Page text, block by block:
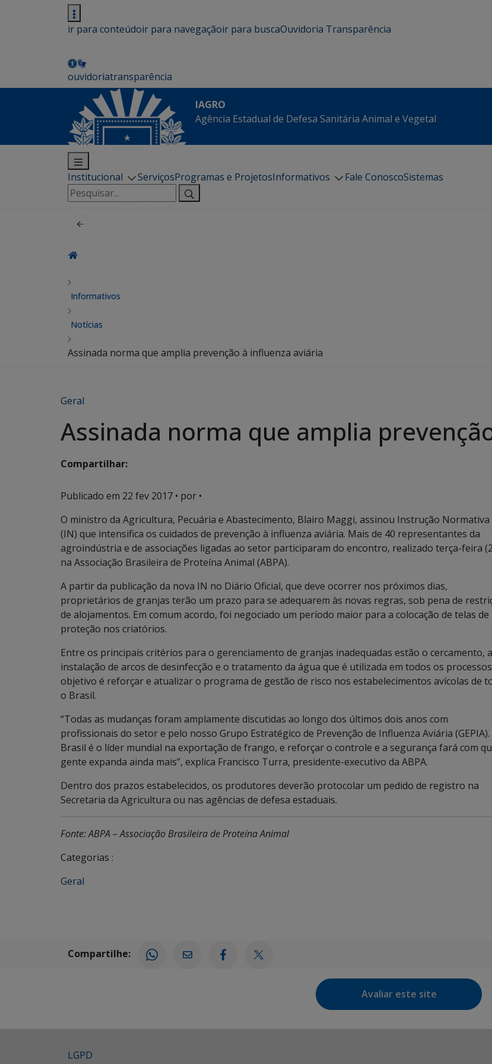
ir para conteúdoir para navegaçãoir para buscaOuvidoria Transparência
ouvidoriatransparência
IAGRO
Agência Estadual de Defesa Sanitária Animal e Vegetal
Institucional ServiçosProgramas e ProjetosInformativos Fale ConoscoSistemas
Pesquisar
por:
Informativos
Notícias
Assinada norma que amplia prevenção à influenza aviária
Geral
Assinada norma que amplia
Compartilhar:
Publicado em 22 fev 2017 • por •
O ministro da Agricultura, Pecuária e Abastecimento, Blairo Maggi, assinou Instrução Normativa
(IN) que intensifica os cuidados de prevenção à influenza aviária. Mais de 40 representantes da
agroindústria e de associações ligadas ao setor participaram do encontro, realizado terça-feira
na Associação Brasileira de Proteína Animal (ABPA).
A partir da publicação da nova IN no Diário Oficial, que deve ocorrer nos próximos dias,
proprietários de granjas terão um prazo para se adequarem às novas regras, sob pena de
de alojamentos. Em comum acordo, foi negociado um período maior para a colocação de telas de
proteção nos criatórios.
Entre os principais critérios para o gerenciamento de granjas inadequadas estão o cercamento, a
instalação de arcos de desinfecção e o tratamento da água que é utilizada em todos os
objetivo é reforçar e atualizar o programa de gestão de risco nos estabelecimentos avícolas de
o Brasil.
“Todas as mudanças foram amplamente discutidas ao longo dos últimos dois anos com
profissionais do setor e pelo nosso Grupo Estratégico de Prevenção de Influenza Aviária (GEPIA).
Brasil é o líder mundial na exportação de frango, e reforçar o controle e a segurança fará com
gente expanda ainda mais”, explica Francisco Turra, presidente-executivo da ABPA.
Dentro dos prazos estabelecidos, os produtores deverão protocolar um pedido de registro na
Secretaria da Agricultura ou nas agências de defesa estaduais.
Fonte: ABPA – Associação Brasileira de Proteína Animal
Categorias :
Geral
Compartilhe:
Avaliar este site
LGPD